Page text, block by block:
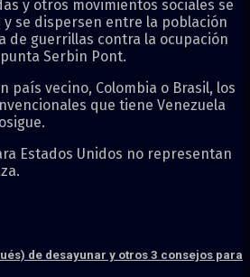
y otros movimientos sociales se
se dispersen entre la población
de guerrillas contra la ocupación
Serbin Pont.
país vecino, Colombia o Brasil, los
que tiene Venezuela
Estados Unidos no representan
de desayunar y otros 3 consejos para